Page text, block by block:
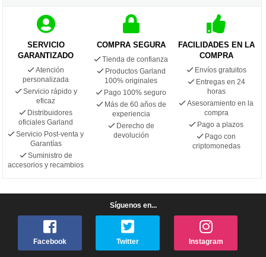
SERVICIO
GARANTIZADO
Atención
personalizada
Servicio rápido y
eficaz
Distribuidores
oficiales Garland
Servicio Post-venta y
Garantías
Suministro de
accesorios y recambios
COMPRA SEGURA
Tienda de confianza
Productos Garland
100% originales
Pago 100% seguro
Más de 60 años de
experiencia
Derecho de
devolución
FACILIDADES EN LA
COMPRA
Envíos gratuitos
Entregas en 24
horas
Asesoramiento en la
compra
Pago a plazos
Pago con
criptomonedas
Síguenos en...
Facebook Twitter Instagram